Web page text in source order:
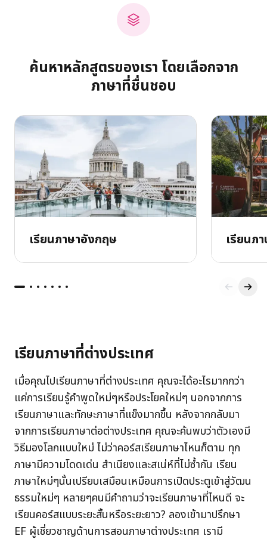
ค้นหาหลักสูตรของเรา โดยเลือกจาก
ภาษาที่ชื่นชอบ
เรียนภาษาอังกฤษ เรียนภ
เรียนภาษาที่ต่างประเทศ
เมื่อคุณไปเรียนภาษาที่ต่างประเทศ คุณจะได้อะไรมากกว่า
แค่การเรียนรู้คำพูดใหม่ๆหรือประโยคใหม่ๆ นอกจากการ
เรียนภาษาและทักษะภาษาที่แข็งมากขึ้น หลังจากกลับมา
จากการเรียนภาษาต่อต่างประเทศ คุณจะค้นพบว่าตัวเองมี
วิธีมองโลกแบบใหม่ ไม่ว่าคอร์สเรียนภาษาไหนก็ตาม ทุก
ภาษามีความโดดเด่น สำเนียงและสเน่ห์ที่ไม่ซ้ำกัน เรียน
ภาษาใหม่ๆนั้นเปรียบเสมือนเหมือนการเปิดประตูเข้าสู่วัฒน
ธรรมใหม่ๆ หลายๆคนมีคำถามว่าจะเรียนภาษาที่ไหนดี จะ
เรียนคอร์สแบบระยะสั้นหรือระยะยาว? ลองเข้ามาปรึกษา
EF ผู้เชี่ยวชาญด้านการสอนภาษาต่างประเทศ เรามี